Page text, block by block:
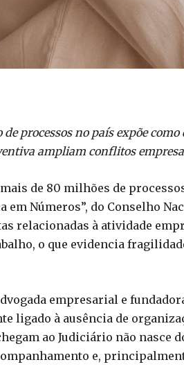
de processos no país expõe
ampliam conflitos
de 80 milhões de
em Números”, do Conselho
relacionadas à atividade
o que evidencia
empresarial e
ligado à ausência de
ao Judiciário não nasce
e,